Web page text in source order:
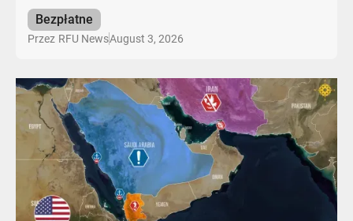
Bezpłatne
Przez RFU NewsAugust 3, 2026